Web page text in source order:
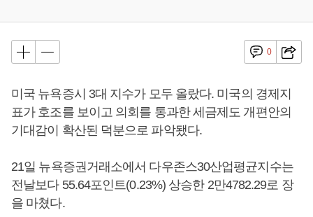
0
미국 뉴욕증시 3대 지수가 모두 올랐다. 미국의 경제지
표가 호조를 보이고 의회를 통과한 세금제도 개편안의
기대감이 확산된 덕분으로 파악됐다.
21일 뉴욕증권거래소에서 다우존스30산업평균지수는
전날보다 55.64포인트(0.23%) 상승한 2만4782.29로 장
을 마쳤다.